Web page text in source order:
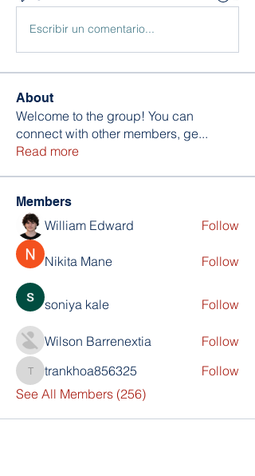
Escribir un comentario...
About
Welcome to the group! You can
connect with other members, ge...
Read more
Members
William Edward Follow
Nikita Mane Follow
soniya kale Follow
Wilson Barrenextia Follow
trankhoa856325
trankhoa856325
Follow
See All Members (256)